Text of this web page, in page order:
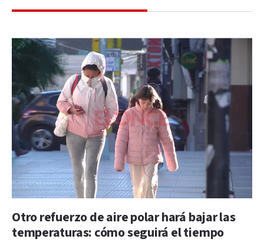
Otro refuerzo de aire polar hará bajar las
temperaturas: cómo seguirá el tiempo